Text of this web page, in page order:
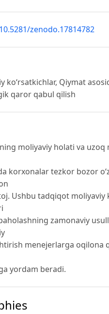
zenodo.17814782
ko‘rsatkichlar, Qiymat
qaror qabul qilish
moliyaviy holati va
korxonalar tezkor bozor
Ushbu tadqiqot moliyaviy
zamonaviy
menejerlarga
yordam beradi.